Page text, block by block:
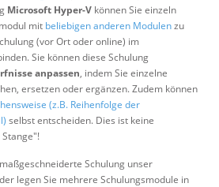
Microsoft Hyper-V können Sie einzeln
mit beliebigen anderen Modulenzu
(vor Ort oder online) im
Sie können diese Schulung
anpassen, indem Sie einzelne
ersetzen oder ergänzen. Zudem können
(z.B. Reihenfolge der
selbst entscheiden. Dies ist keine
Schulung unser
legen Sie mehrere Schulungsmodule in